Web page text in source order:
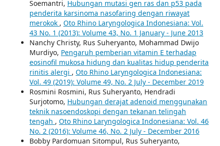
Soemantri, Hubungan mutasi gen ras dan p53 pada
penderita karsinoma nasofaring dengan riwayat
merokok , Oto Rhino Laryngologica Indonesiana: Vol.
43 No. 1 (2013): Volume 43, No. 1 January - June 2013
Nanchy Christy, Rus Suheryanto, Mohammad Dwijo
Murdiyo, Pengaruh pemberian vitamin E terhadap
eosinofil mukosa hidung dan kualitas hidup penderita
rinitis alergi , Oto Rhino Laryngologica Indonesiana:
Vol. 49 (2019): Volume 49, No. 2 July - December 2019
Rosmini Rosmini, Rus Suheryanto, Hendradi
Surjotomo, Hubungan derajat adenoid menggunakan
teknik nasoendoskopi dengan tekanan telingah
tengah , Oto Rhino Laryngologica Indonesiana: Vol. 46
No. 2 (2016): Volume 46, No. 2 July - December 2016
Bobby Pardomuan Sitompul, Rus Suheryanto,